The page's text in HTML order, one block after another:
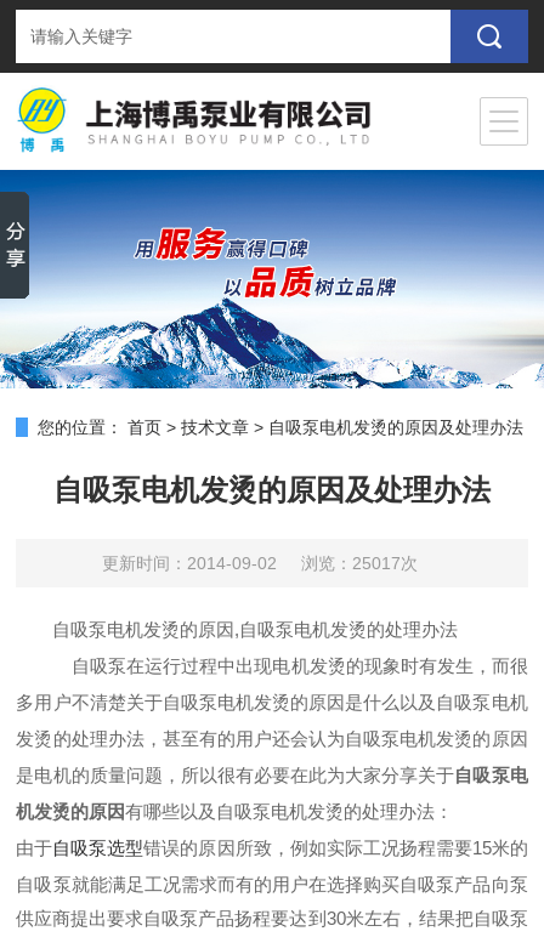
您的位置： 首页 >技术文章 > 自吸泵电机发烫的原因及处理办法
自吸泵电机发烫的原因及处理办法
更新时间：2014-09-02 浏览：25017次
自吸泵电机发烫的原因,自吸泵电机发烫的处理办法
自吸泵在运行过程中出现电机发烫的现象时有发生，而很
多用户不清楚关于自吸泵电机发烫的原因是什么以及自吸泵电机
发烫的处理办法，甚至有的用户还会认为自吸泵电机发烫的原因
是电机的质量问题，所以很有必要在此为大家分享关于自吸泵电
机发烫的原因有哪些以及自吸泵电机发烫的处理办法：
由于自吸泵选型错误的原因所致，例如实际工况扬程需要15米的
自吸泵就能满足工况需求而有的用户在选择购买自吸泵产品向泵
供应商提出要求自吸泵产品扬程要达到30米左右，结果把自吸泵